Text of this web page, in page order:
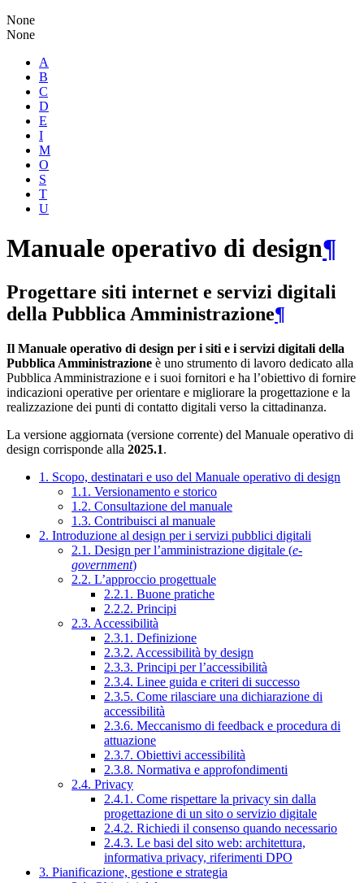
None
None
A
B
C
D
E
I
M
O
S
T
U
Manuale operativo di design¶
Progettare siti internet e servizi digitali
della Pubblica Amministrazione¶
Il Manuale operativo di design per i siti e i servizi digitali della
Pubblica Amministrazione è uno strumento di lavoro dedicato alla
Pubblica Amministrazione e i suoi fornitori e ha l’obiettivo di fornire
indicazioni operative per orientare e migliorare la progettazione e la
realizzazione dei punti di contatto digitali verso la cittadinanza.
La versione aggiornata (versione corrente) del Manuale operativo di
design corrisponde alla 2025.1.
1. Scopo, destinatari e uso del Manuale operativo di design
1.1. Versionamento e storico
1.2. Consultazione del manuale
1.3. Contribuisci al manuale
2. Introduzione al design per i servizi pubblici digitali
2.1. Design per l’amministrazione digitale (e-
government)
2.2. L’approccio progettuale
2.2.1. Buone pratiche
2.2.2. Principi
2.3. Accessibilità
2.3.1. Definizione
2.3.2. Accessibilità by design
2.3.3. Principi per l’accessibilità
2.3.4. Linee guida e criteri di successo
2.3.5. Come rilasciare una dichiarazione di
accessibilità
2.3.6. Meccanismo di feedback e procedura di
attuazione
2.3.7. Obiettivi accessibilità
2.3.8. Normativa e approfondimenti
2.4. Privacy
2.4.1. Come rispettare la privacy sin dalla
progettazione di un sito o servizio digitale
2.4.2. Richiedi il consenso quando necessario
2.4.3. Le basi del sito web: architettura,
informativa privacy, riferimenti DPO
3. Pianificazione, gestione e strategia